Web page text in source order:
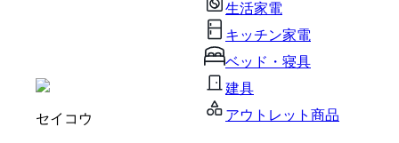
生活家電
キッチン家電
ベッド・寝具
建具
アウトレット商品
セイコウ